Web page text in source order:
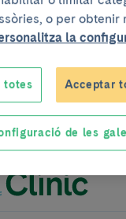
o per obtenir
la
totes Acceptar
de les